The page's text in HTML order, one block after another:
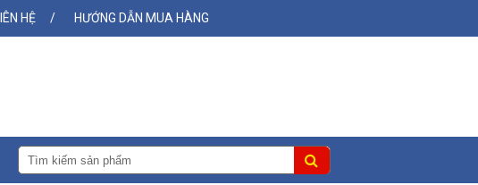
LIÊN HỆ HƯỚNG DẪN MUA HÀNG